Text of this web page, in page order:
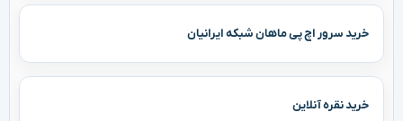
خرید سرور اچ پی ماهان شبکه ایرانیان
خرید نقره آنلاین